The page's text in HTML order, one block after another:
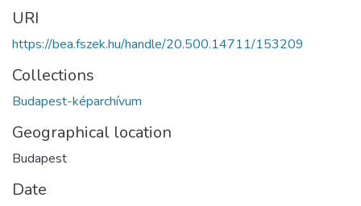
URI
https://bea.fszek.hu/handle/20.500.14711/153209
Collections
Budapest-képarchívum
Geographical location
Budapest
Date